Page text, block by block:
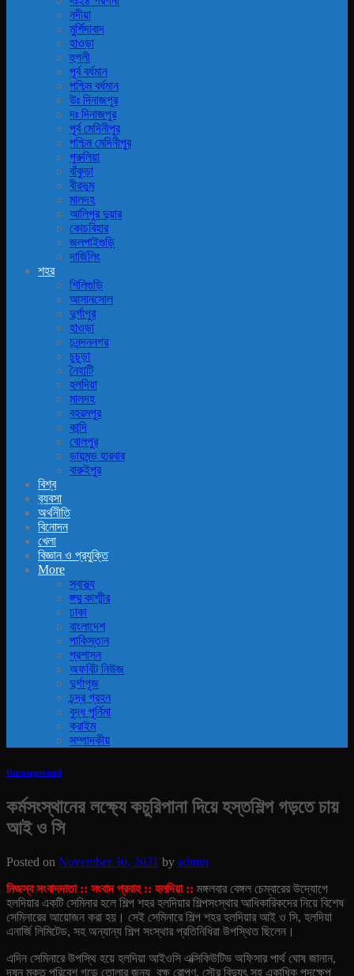
নদীয়া
মুর্শিদাবাদ
হাওড়া
হুগলী
পূর্ব বর্ধমান
পশ্চিম বর্ধমান
উঃ দিনাজপুর
দঃ দিনাজপুর
পূর্ব মেদিনীপুর
পশ্চিম মেদিনীপুর
পুরুলিয়া
বাঁকুড়া
বীরভুম
মালদহ
আলিপুর দুয়ার
কোচবিহার
জলপাইগুড়ি
দার্জিলিং
শহর
শিলিগুড়ি
আসানসোল
দুর্গাপুর
হাওড়া
চনন্দননগর
চুচুড়া
নৈহাটি
হলদিয়া
মালদহ
বহরমপুর
কান্দি
বোলপুর
ডায়মন্ড হারবার
বারুইপুর
বিশ্ব
ব‍্যবসা
অর্থনীতি
বিনোদন
খেলা
বিজ্ঞান ও প্রযুক্তি
More
স্বাস্থ্য
জ্ম্মু কাশ্মীর
ঢাকা
বাংলাদেশ
পাকিস্তান
প্রশাসন
অফবিট নিউজ
দুর্গাপূজ
চন্দ্র গ্রহন
বুদ্ধ পূর্নিমা
ক্রাইম
সম্পাদকীয়
Uncategorized
কর্মসংস্থানের লক্ষ্যে কচুরিপানা দিয়ে হস্তশিল্প গড়তে চায়
আই ও সি
Posted on November 30, 2021 by admin
নিজস্ব সংবাদদাতা :: সংবাদ প্রবাহ :: হলদিয়া :: মঙ্গলবার বেঙ্গল চেম্বারের উদ্যোগে
হলদিয়ার একটি সেমিনার হলে শিল্প শহর হলদিয়ার শিল্পসংস্থার আধিকারিকদের নিয়ে বিশেষ
সেমিনারের আয়োজন করা হয়। সেই সেমিনারে শিল্প শহর হলদিয়ার আই ও সি, হলদিয়া
এনার্জি লিমিটেড, সহ অন্যান্য শিল্প সংস্থার প্রতিনিধিরা উপস্থিত ছিলেন।
এদিন সেমিনারে উপস্থি হয়ে হলদিয়া আইওসি এক্সিকিউটিভ অফিসার পার্থ ঘোষ জানান,
দূষন মুক্ত পরিবেশ গড়ে তোলার জন্য বৃক্ষ রোপণ, সৌর বিদ্যুৎ সহ একাধিক পদক্ষেপ